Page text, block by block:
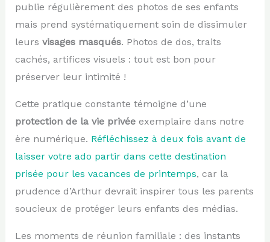
publie régulièrement des photos de ses enfants
mais prend systématiquement soin de dissimuler
leurs visages masqués. Photos de dos, traits
cachés, artifices visuels : tout est bon pour
préserver leur intimité !
Cette pratique constante témoigne d’une
protection de la vie privéeexemplaire dans notre
ère numérique. Réfléchissez à deux fois avant de
laisser votre ado partir dans cette destination
prisée pour les vacances de printemps, car la
prudence d’Arthur devrait inspirer tous les parents
soucieux de protéger leurs enfants des médias.
Les moments de réunion familiale : des instants